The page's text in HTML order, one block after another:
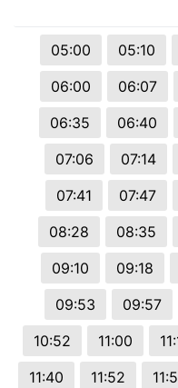
05:00 05:10
06:00
06:07
06:35
06:40
07:06
07:14
07:41
07:47
08:28
08:35
09:10
09:18
09:53
09:57
10:52
11:00
11:40
11:52